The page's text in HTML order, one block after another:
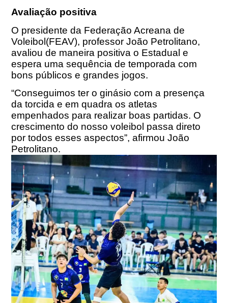
Avaliação positiva
O presidente da Federação Acreana de
Voleibol(FEAV), professor João Petrolitano,
avaliou de maneira positiva o Estadual e
espera uma sequência de temporada com
bons públicos e grandes jogos.
“Conseguimos ter o ginásio com a presença
da torcida e em quadra os atletas
empenhados para realizar boas partidas. O
crescimento do nosso voleibol passa direto
por todos esses aspectos”, afirmou João
Petrolitano.